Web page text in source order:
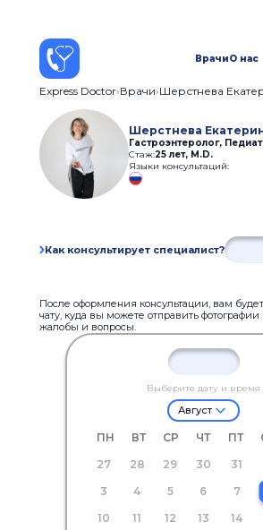
ВрачиО нас
Express Doctor Врачи Шерстнева
Шерстнева
Гастроэнтеролог,
Стаж:25 лет, M.D.
Языки консультаций:
Как консультирует специалист?
После оформления консультации, вам
чату, куда вы можете отправить
жалобы и вопросы.
Выберите дату и время
Август
ПН ВТ СР ЧТ ПТ
27
28 29 30 31
3
4 5 6 7
10
11 12 13 14